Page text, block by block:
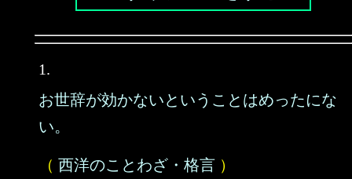
1.
お世辞が効かないということはめったにな
い。
（ 西洋のことわざ・格言 ）